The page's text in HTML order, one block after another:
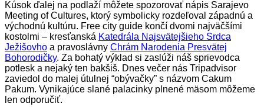
Kúsok ďalej na podlaží môžete spozorovať nápis Sarajevo
Meeting of Cultures, ktorý symbolicky rozdeľoval západnú a
východnú kultúru. Free city guide končí dvomi najväčšími
kostolmi – kresťanská Katedrála Najsvätejšieho Srdca
Ježišovho a pravoslávny Chrám Narodenia Presvätej
Bohorodičky. Za bohatý výklad si zaslúži náš sprievodca
potlesk a nejaký ten bakšiš. Dnes večer nás Tripadvisor
zaviedol do malej útulnej “obývačky” s názvom Cakum
Pakum. Vynikajúce slané palacinky plnené mäsom môžeme
len odporučiť.